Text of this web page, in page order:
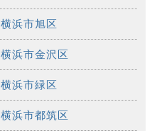
横浜市旭区
横浜市金沢区
横浜市緑区
横浜市都筑区